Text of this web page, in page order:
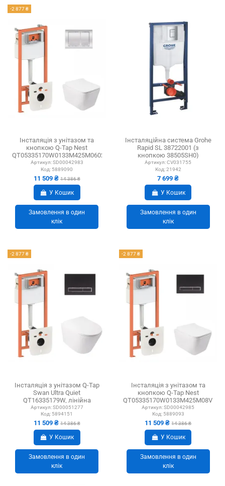
-2 877 ₴
Інсталяція з унітазом та
кнопкою Q-Tap Nest
QT05335170W0133M425M06028CRM
3 в 1, 3/8 л
Артикул: SD00042983
Код: 5889090
11 509 ₴14 386 ₴
У Кошик
Замовлення в один
клік
Інсталяційна система Grohe
Rapid SL 38722001 (з
кнопкою 38505SH0)
Артикул: CV031755
Код:21942
7 699 ₴
У Кошик
Замовлення в один
клік
-2 877 ₴
Інсталяція з унітазом Q-Tap
Swan Ultra Quiet
QT16335179W, лінійна
клавіша чорна, 4 в 1
Артикул: SD00051277
Код: 5894151
11 509 ₴14 386 ₴
У Кошик
Замовлення в один
клік
-2 877 ₴
Інсталяція з унітазом та
кнопкою Q-Tap Nest
3 в 1, 3/8 л
Артикул: SD00042985
Код: 5889093
11 509 ₴14 386 ₴
У Кошик
Замовлення в один
клік